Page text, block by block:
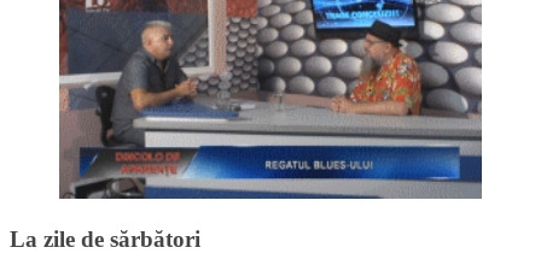
La zile de sărbători